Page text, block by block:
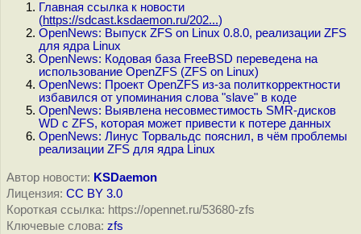
Главная ссылка к новости
(https://sdcast.ksdaemon.ru/202...)
OpenNews: Выпуск ZFS on Linux 0.8.0, реализации ZFS
для ядра Linux
OpenNews: Кодовая база FreeBSD переведена на
использование OpenZFS (ZFS on Linux)
OpenNews: Проект OpenZFS из-за политкорректности
избавился от упоминания слова "slave" в коде
OpenNews: Выявлена несовместимость SMR-дисков
WD с ZFS, которая может привести к потере данных
OpenNews: Линус Торвальдс пояснил, в чём проблемы
реализации ZFS для ядра Linux
Автор новости: KSDaemon
Лицензия: CC BY 3.0
Короткая ссылка: https://opennet.ru/53680-zfs
Ключевые слова: zfs